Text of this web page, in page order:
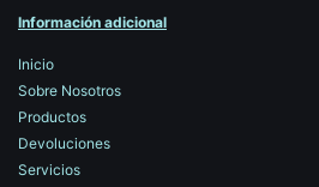
Información adicional
Inicio
Sobre Nosotros
Productos
Devoluciones
Servicios